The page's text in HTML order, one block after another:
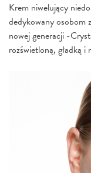
Krem niwelujący
dedykowany osobom
nowej generacji -
rozświetloną, gładką